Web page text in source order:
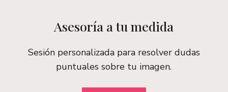
Asesoría a tu medida
Sesión personalizada para resolver dudas
puntuales sobre tu imagen.